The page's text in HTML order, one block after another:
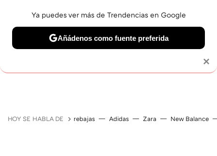
OFERTAS EN
HOY SE HABLA DE rebajas Adidas Zara New Balance
×
Ya puedes ver más de Trendencias en Google
Añádenos como fuente preferida